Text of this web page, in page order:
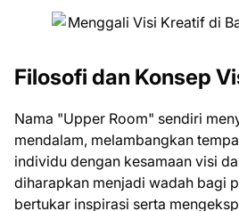
Filosofi dan Konsep
Nama "Upper Room" sendiri
mendalam, melambangkan
individu dengan kesamaan visi
diharapkan menjadi wadah bagi
bertukar inspirasi serta